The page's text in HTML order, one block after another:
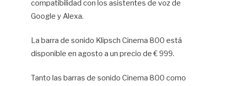
compatibilidad con los asistentes de voz de
Google y Alexa.
La barra de sonido Klipsch Cinema 800 está
disponible en agosto a un precio de € 999.
Tanto las barras de sonido Cinema 800 como